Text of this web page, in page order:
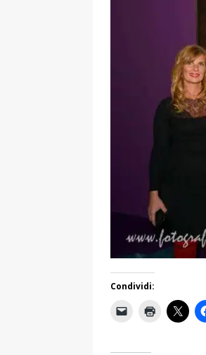
Condividi: